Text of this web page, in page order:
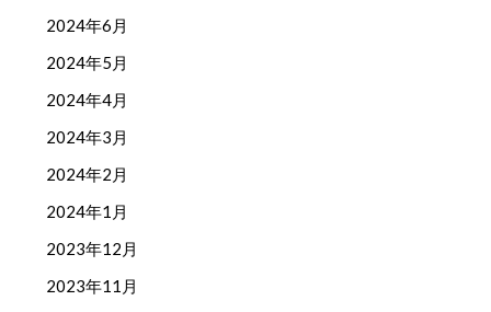
2024年6月
2024年5月
2024年4月
2024年3月
2024年2月
2024年1月
2023年12月
2023年11月